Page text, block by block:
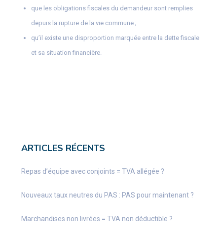
que les obligations fiscales du demandeur sont remplies
depuis la rupture de la vie commune ;
qu’il existe une disproportion marquée entre la dette fiscale
et sa situation financière.
ARTICLES RÉCENTS
Repas d’équipe avec conjoints = TVA allégée ?
Nouveaux taux neutres du PAS : PAS pour maintenant ?
Marchandises non livrées = TVA non déductible ?